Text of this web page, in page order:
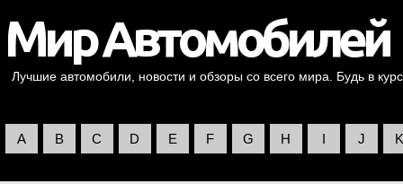
Лучшие автомобили, новости и обзоры со всего мира. Будь в
A B C D E F G H I J K